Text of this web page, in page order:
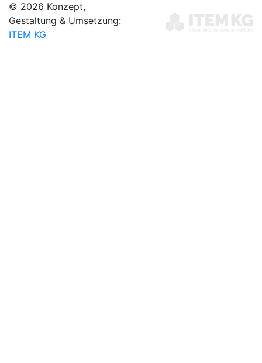
© 2026 Konzept,
Gestaltung & Umsetzung:
ITEM KG